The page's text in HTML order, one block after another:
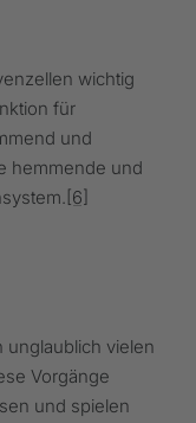
wichtig
für
und
hemmende und
[6]
unglaublich vielen
Vorgänge
und spielen